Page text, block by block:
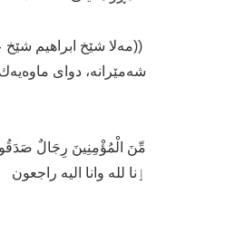
((مەلا شێخ ابراهیم
شەمێرانە، دوای
مِّنَ الْمُؤْمِنِينَ رِجَالٌ
ٳنا للە وانا الیه راجعون